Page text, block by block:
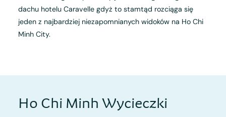
dachu hotelu Caravelle gdyż to stamtąd rozciąga się
jeden z najbardziej niezapomnianych widoków na Ho Chi
Minh City.
Ho Chi Minh Wycieczki